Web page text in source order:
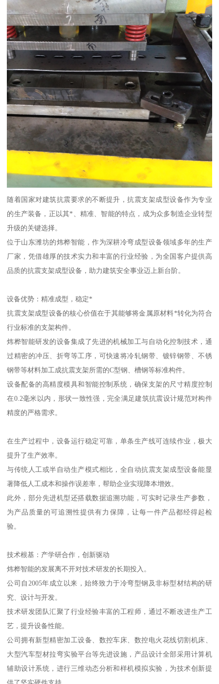
随着国家对建筑抗震要求的不断提升，抗震支架成型设备作为专业
的生产装备，正以其*、精准、智能的特点，成为众多制造企业转型
升级的关键选择。
位于山东潍坊的炜桦智能，作为深耕冷弯成型设备领域多年的生产
厂家，凭借雄厚的技术实力和丰富的行业经验，为全国客户提供高
品质的抗震支架成型设备，助力建筑安全事业迈上新台阶。
设备优势：精准成型，稳定*
抗震支架成型设备的核心价值在于其能够将金属原材料*转化为符合
行业标准的支架构件。
炜桦智能研发的设备集成了先进的机械加工与自动化控制技术，通
过精密的冲压、折弯等工序，可快速将冷轧钢带、镀锌钢带、不锈
钢带等材料加工成抗震支架所需的C型钢、槽钢等标准构件。
设备配备的高精度模具和智能控制系统，确保支架的尺寸精度控制
在0.2毫米以内，形状一致性强，完全满足建筑抗震设计规范对构件
精度的严格需求。
在生产过程中，设备运行稳定可靠，单条生产线可连续作业，极大
提升了生产效率。
与传统人工或半自动生产模式相比，全自动抗震支架成型设备能显
著降低人工成本和操作误差率，帮助企业实现降本增效。
此外，部分先进机型还搭载数据追溯功能，可实时记录生产参数，
为产品质量的可追溯性提供有力保障，让每一件产品都经得起检
验。
技术根基：产学研合作，创新驱动
炜桦智能的发展离不开对技术研发的长期投入。
公司自2005年成立以来，始终致力于冷弯型钢及非标型材结构的研
究、设计与开发。
技术研发团队汇聚了行业经验丰富的工程师，通过不断改进生产工
艺，提升设备性能。
公司拥有新型精密加工设备、数控车床、数控电火花线切割机床、
大型汽车型材拉弯实验平台等先进设施，产品设计全部采用计算机
辅助设计系统，进行三维动态分析和样机模拟实验，为技术创新提
供了坚实硬件支持。